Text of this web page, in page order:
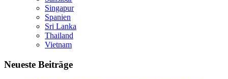
Singapur
Spanien
Sri Lanka
Thailand
Vietnam
Neueste Beiträge